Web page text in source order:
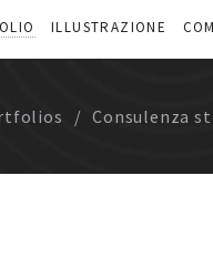
ILLUSTRAZIONE
Consulenza